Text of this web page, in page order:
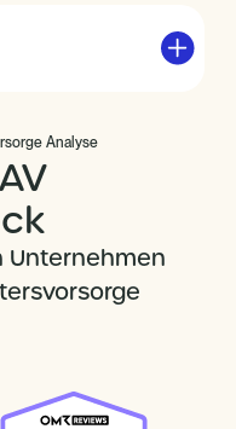
Analyse
Unternehmen